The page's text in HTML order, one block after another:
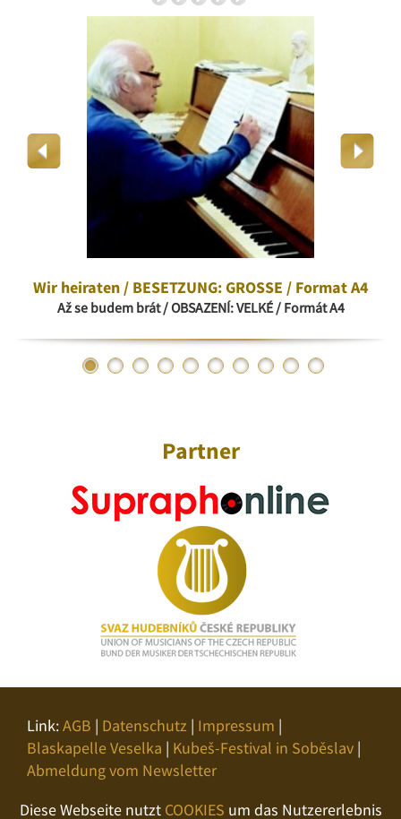
Wir heiraten / BESETZUNG: GROSSE / Format A4
Až se budem brát / OBSAZENÍ: VELKÉ / Formát A4
Partner
Link:AGB | Datenschutz | Impressum |
Blaskapelle Veselka | Kubeš-Festival in Soběslav |
Abmeldung vom Newsletter
Diese Webseite nutzt COOKIES um das Nutzererlebnis